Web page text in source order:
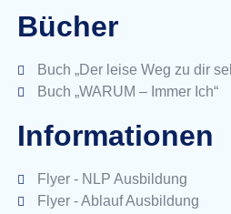
Bücher
Buch „Der leise Weg zu dir
Buch „WARUM – Immer Ich“
Informationen
Flyer - NLP Ausbildung
Flyer - Ablauf Ausbildung